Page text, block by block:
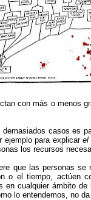
con más o menos
casos es
ejemplo para explicarel
los recursos
que las personas
o el tiempo, actúen
en cualquier ámbito
lo entendemos, no